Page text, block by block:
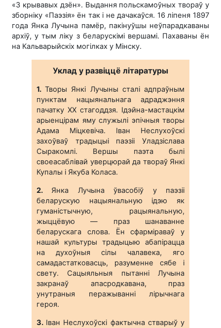
«З крывавых дзён». Выдання польскамоўных твораў у
зборніку «Паэзія» ён так і не дачакаўся. 16 ліпеня 1897
года Янка Лучына памёр, пакінуўшы неўпарадкаваны
архіў, у тым ліку з беларускімі вершамі. Пахаваны ён
на Кальварыйскіх могілках у Мінску.
Уклад у развіццё літаратуры
1.Творы Янкі Лучыны сталі адпраўным
пунктам нацыянальнага адраджэння
пачатку ХХ стагоддзя. Ідэйна-мастацкім
арыенцірам яму служылі эпічныя творы
Адама Міцкевіча. Іван Неслухоўскі
захоўваў традыцыі паэзіі Уладзіслава
Сыракомлі. Вершы паэта былі
своеасаблівай уверцюрай да твораў Янкі
Купалы і Якуба Коласа.
2. Янка Лучына ўвасобіў у паэзіі
беларускую нацыянальную ідэю як
гуманістычную, рацыянальную,
жыццёвую — праз шанаванне
беларускага слова. Ён сфарміраваў у
нашай культуры традыцыю абапірацца
на духоўныя сілы чалавека, яго
самадастатковасць, разуменне сябе і
свету. Сацыяльныя пытанні Лучына
закранаў апасродкавана, праз
унутраныя перажыванні лірычнага
героя.
3. Іван Неслухоўскі фактычна стварыў у